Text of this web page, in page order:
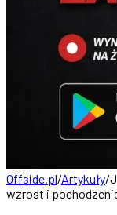
Offside.pl/Artykuły/
wzrost i